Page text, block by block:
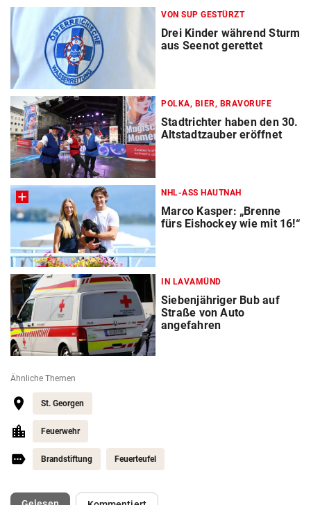
VON SUP GESTÜRZT
Drei Kinder während Sturm
aus Seenot gerettet
POLKA, BIER, BRAVORUFE
Stadtrichter haben den 30.
Altstadtzauber eröffnet
NHL-ASS HAUTNAH
Marco Kasper: „Brenne
fürs Eishockey wie mit 16!“
IN LAVAMÜND
Siebenjähriger Bub auf
Straße von Auto
angefahren
Ähnliche Themen
St. Georgen
Feuerwehr
Brandstiftung Feuerteufel